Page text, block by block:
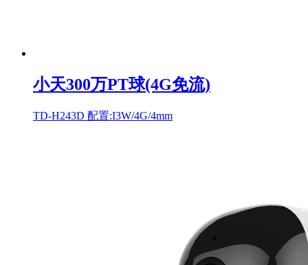
小天300万PT球(4G免流)
TD-H243D 配置:I3W/4G/4mm